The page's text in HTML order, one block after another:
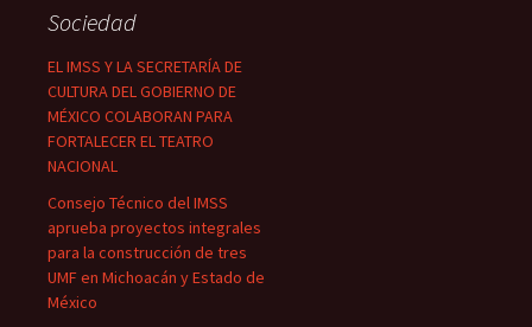
Sociedad
EL IMSS Y LA SECRETARÍA DE
CULTURA DEL GOBIERNO DE
MÉXICO COLABORAN PARA
FORTALECER EL TEATRO
NACIONAL
Consejo Técnico del IMSS
aprueba proyectos integrales
para la construcción de tres
UMF en Michoacán y Estado de
México